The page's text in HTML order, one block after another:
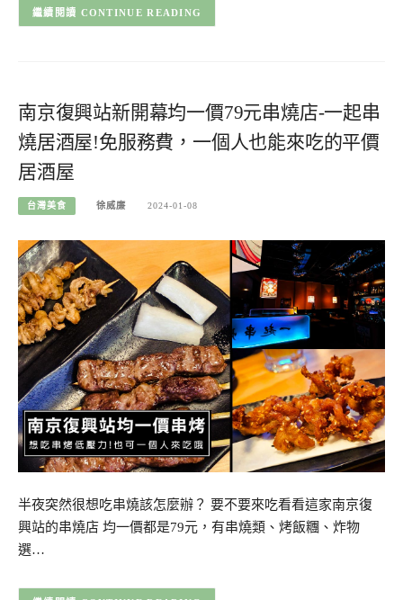
CONTINUE READING
南京復興站新開幕均一價79元串燒店-一起串
燒居酒屋!免服務費，一個人也能來吃的平價
居酒屋
台灣美食 徐威廉 2024-01-08
半夜突然很想吃串燒該怎麼辦？ 要不要來吃看看這家南京復
興站的串燒店 均一價都是79元，有串燒類、烤飯糰、炸物
選…